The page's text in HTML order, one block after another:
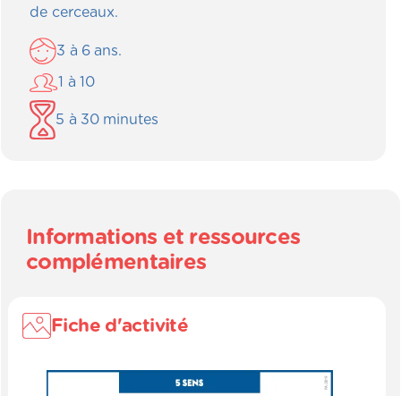
de cerceaux.
3 à 6 ans.
1 à 10
5 à 30 minutes
Informations et ressources
complémentaires
Fiche d'activité